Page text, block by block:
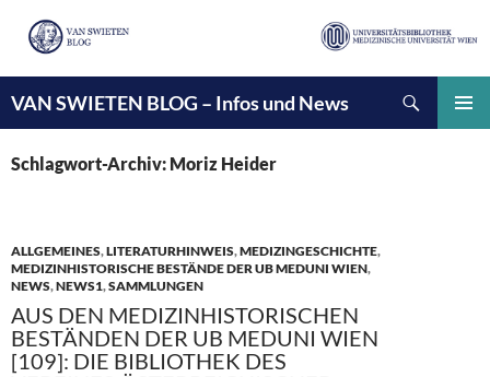
VAN SWIETEN BLOG – Infos und News
INHALT
SPRINGEN
Schlagwort-Archiv: Moriz Heider
ALLGEMEINES,LITERATURHINWEIS,MEDIZINGESCHICHTE,
MEDIZINHISTORISCHE BESTÄNDE DER UB MEDUNI WIEN,
NEWS,NEWS1,SAMMLUNGEN
AUS DEN MEDIZINHISTORISCHEN
BESTÄNDEN DER UB MEDUNI WIEN
[109]: DIE BIBLIOTHEK DES